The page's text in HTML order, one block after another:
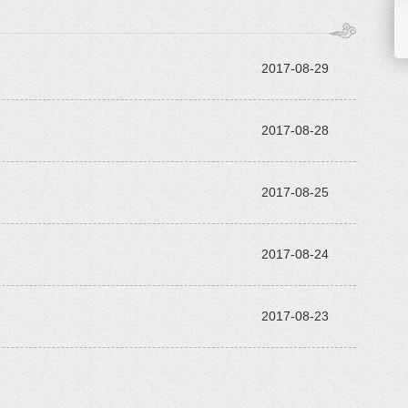
2017-08-29
2017-08-28
2017-08-25
2017-08-24
2017-08-23